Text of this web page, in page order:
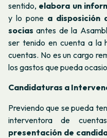
sentido, elabora un
y lo pone a disposición
socias antes de la
ser tenido en cuenta a la
cuentas. No es un cargo
los gastos que pueda
Candidaturas a
Previendo que se pueda
interventora de
presentación de